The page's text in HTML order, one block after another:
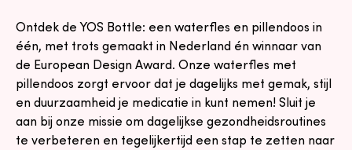
Ontdek de YOS Bottle: een waterfles en pillendoos in
één, met trots gemaakt in Nederland én winnaar van
de European Design Award. Onze waterfles met
pillendoos zorgt ervoor dat je dagelijks met gemak, stijl
en duurzaamheid je medicatie in kunt nemen! Sluit je
aan bij onze missie om dagelijkse gezondheidsroutines
te verbeteren en tegelijkertijd een stap te zetten naar